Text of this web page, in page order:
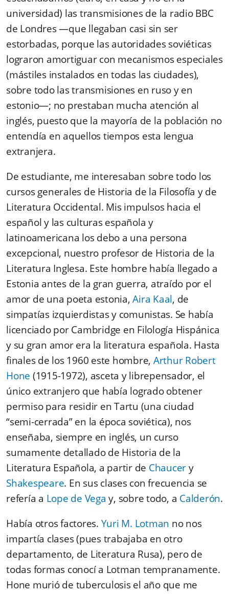
universidad) las transmisiones de la radio BBC
de Londres ―que llegaban casi sin ser
estorbadas, porque las autoridades soviéticas
lograron amortiguar con mecanismos especiales
(mástiles instalados en todas las ciudades),
sobre todo las transmisiones en ruso y en
estonio―; no prestaban mucha atención al
inglés, puesto que la mayoría de la población no
entendía en aquellos tiempos esta lengua
extranjera.
De estudiante, me interesaban sobre todo los
cursos generales de Historia de la Filosofía y de
Literatura Occidental. Mis impulsos hacia el
español y las culturas española y
latinoamericana los debo a una persona
excepcional, nuestro profesor de Historia de la
Literatura Inglesa. Este hombre había llegado a
Estonia antes de la gran guerra, atraído por el
amor de una poeta estonia,Aira Kaal, de
simpatías izquierdistas y comunistas. Se había
licenciado por Cambridge en Filología Hispánica
y su gran amor era la literatura española. Hasta
finales de los 1960 este hombre, Arthur Robert
Hone (1915-1972), asceta y librepensador, el
único extranjero que había logrado obtener
permiso para residir en Tartu (una ciudad
“semi-cerrada” en la época soviética), nos
enseñaba, siempre en inglés, un curso
sumamente detallado de Historia de la
Literatura Española, a partir de Chaucery
Shakespeare. En sus clases con frecuencia se
refería a Lope de Vega y, sobre todo, a Calderón.
Había otros factores. Yuri M. Lotman no nos
impartía clases (pues trabajaba en otro
departamento, de Literatura Rusa), pero de
todas formas conocí a Lotman tempranamente.
Hone murió de tuberculosis el año que me